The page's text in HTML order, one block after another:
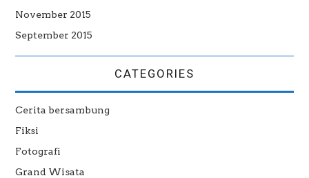
November 2015
September 2015
CATEGORIES
Cerita bersambung
Fiksi
Fotografi
Grand Wisata